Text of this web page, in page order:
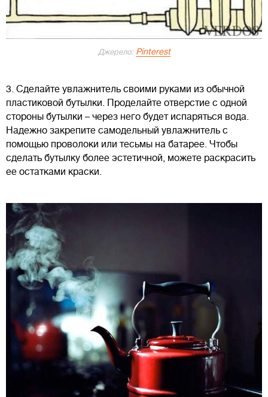
Джерело: Pinterest
3. Сделайте увлажнитель своими руками из обычной
пластиковой бутылки. Проделайте отверстие с одной
стороны бутылки – через него будет испаряться вода.
Надежно закрепите самодельный увлажнитель с
помощью проволоки или тесьмы на батарее. Чтобы
сделать бутылку более эстетичной, можете раскрасить
ее остатками краски.